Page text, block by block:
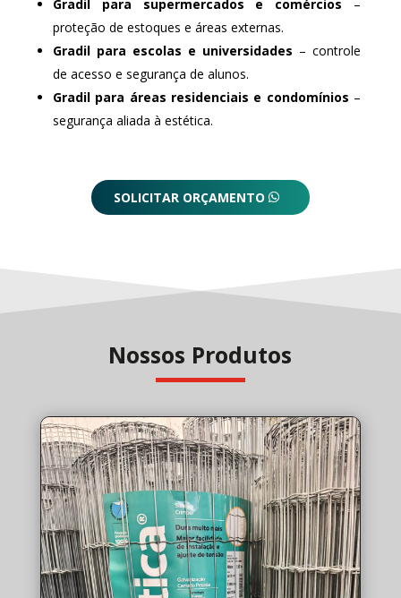
Gradil para supermercados e comércios –
proteção de estoques e áreas externas.
Gradil para escolas e universidades – controle
de acesso e segurança de alunos.
Gradil para áreas residenciais e condomínios –
segurança aliada à estética.
SOLICITAR ORÇAMENTO
Nossos Produtos